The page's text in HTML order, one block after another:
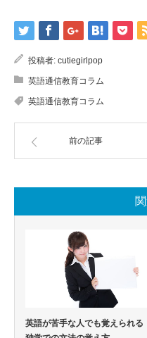
投稿者: cutiegirlpop
英語通信教育コラム
英語通信教育コラム
前の記事
英語が苦手な人でも覚えられる